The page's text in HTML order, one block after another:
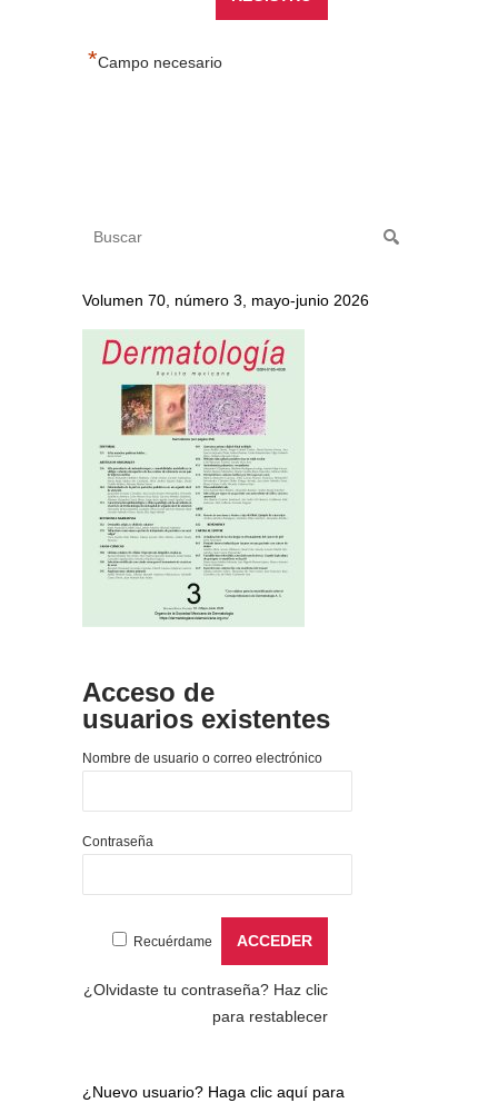
*Campo necesario
Volumen 70, número 3, mayo-junio 2026
Acceso de
usuarios existentes
Nombre de usuario o correo electrónico
Contraseña
Recuérdame
¿Olvidaste tu contraseña? Haz clic
para restablecer
¿Nuevo usuario? Haga clic aquí para